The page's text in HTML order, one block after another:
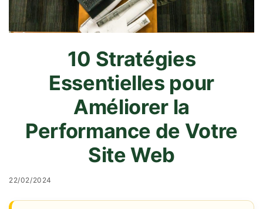
10 Stratégies
Essentielles pour
Améliorer la
Performance de Votre
Site Web
22/02/2024